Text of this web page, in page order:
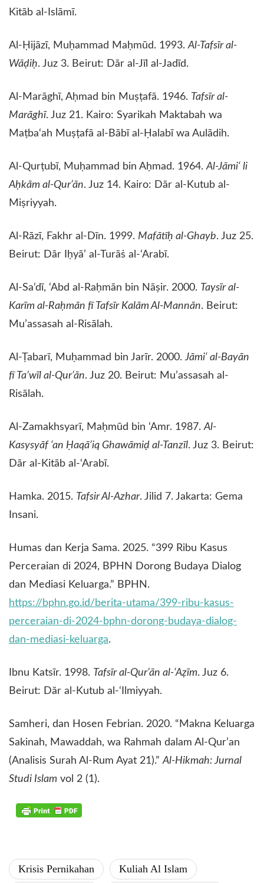
Kitāb al-Islāmī.
​Al-Ḥijāzī, Muḥammad Maḥmūd. 1993. Al-Tafsīr al-
Wāḍiḥ. Juz 3. Beirut: Dār al-Jīl al-Jadīd.
​Al-Marāghī, Aḥmad bin Muṣṭafā. 1946. Tafsīr al-
Marāghī. Juz 21. Kairo: Syarikah Maktabah wa
Maṭba‘ah Muṣṭafā al-Bābī al-Ḥalabī wa Aulādih.
​Al-Qurṭubī, Muḥammad bin Aḥmad. 1964. Al-Jāmi‘ li
Aḥkām al-Qur’ān. Juz 14. Kairo: Dār al-Kutub al-
Miṣriyyah.
​Al-Rāzī, Fakhr al-Dīn. 1999. Mafātīḥ al-Ghayb. Juz 25.
Beirut: Dār Iḥyā’ al-Turāṡ al-‘Arabī.
​Al-Sa‘dī, ‘Abd al-Raḥmān bin Nāṣir. 2000. Taysīr al-
Karīm al-Raḥmān fī Tafsīr Kalām Al-Mannān. Beirut:
Mu’assasah al-Risālah.
​Al-Ṭabarī, Muḥammad bin Jarīr. 2000. Jāmi‘ al-Bayān
fī Ta’wīl al-Qur’ān. Juz 20. Beirut: Mu’assasah al-
Risālah.
​Al-Zamakhsyarī, Maḥmūd bin ‘Amr. 1987. Al-
Kasysyāf ‘an Ḥaqā’iq Ghawāmiḍ al-Tanzīl. Juz 3. Beirut:
Dār al-Kitāb al-‘Arabī.
​Hamka. 2015. Tafsir Al-Azhar. Jilid 7. Jakarta: Gema
Insani.
​Humas dan Kerja Sama. 2025. “399 Ribu Kasus
Perceraian di 2024, BPHN Dorong Budaya Dialog
dan Mediasi Keluarga.” BPHN.
https://bphn.go.id/berita-utama/399-ribu-kasus-
perceraian-di-2024-bphn-dorong-budaya-dialog-
dan-mediasi-keluarga.
​Ibnu Katsīr. 1998. Tafsīr al-Qur’ān al-‘Aẓīm. Juz 6.
Beirut: Dār al-Kutub al-‘Ilmiyyah.
​Samheri, dan Hosen Febrian. 2020. “Makna Keluarga
Sakinah, Mawaddah, wa Rahmah dalam Al-Qur’an
(Analisis Surah Al-Rum Ayat 21).” Al-Hikmah: Jurnal
Studi Islam vol 2 (1).
Krisis Pernikahan Kuliah Al Islam